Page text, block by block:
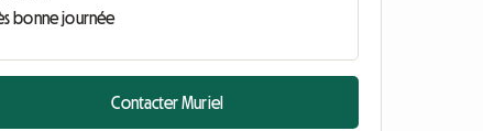
Contacter Muriel